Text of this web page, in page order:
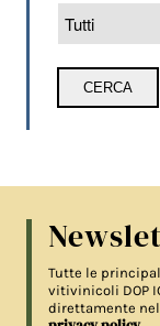
Tutte le
vitivinicoli DOP
direttamente